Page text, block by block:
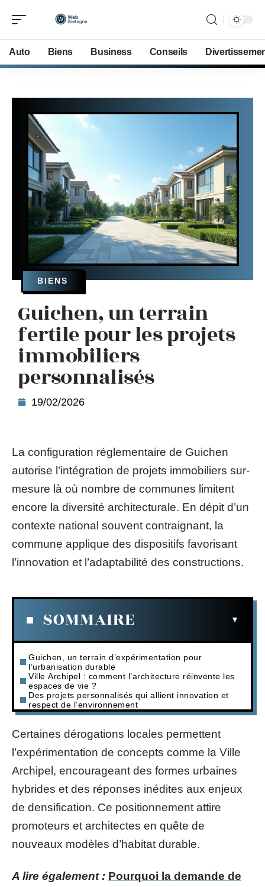
Auto Biens Business Conseils
BIENS
Guichen, un terrain
fertile pour les projets
immobiliers
personnalisés
19/02/2026
La configuration réglementaire de Guichen
autorise l’intégration de projets immobiliers sur-
mesure là où nombre de communes limitent
encore la diversité architecturale. En dépit d’un
contexte national souvent contraignant, la
commune applique des dispositifs favorisant
l’innovation et l’adaptabilité des constructions.
SOMMAIRE
Guichen, un terrain d’expérimentation pour
l’urbanisation durable
Ville Archipel : comment l’architecture réinvente les
espaces de vie ?
Des projets personnalisés qui allient innovation et
respect de l’environnement
Certaines dérogations locales permettent
l’expérimentation de concepts comme la Ville
Archipel, encourageant des formes urbaines
hybrides et des réponses inédites aux enjeux
de densification. Ce positionnement attire
promoteurs et architectes en quête de
nouveaux modèles d’habitat durable.
A lire également : Pourquoi la demande de